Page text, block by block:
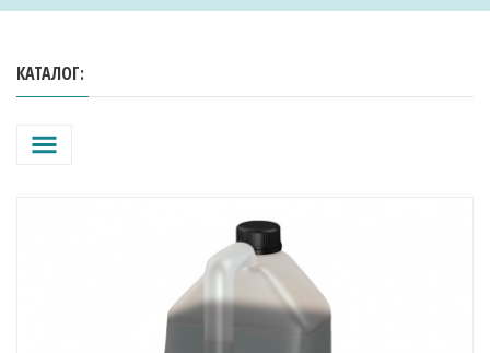
КАТАЛОГ